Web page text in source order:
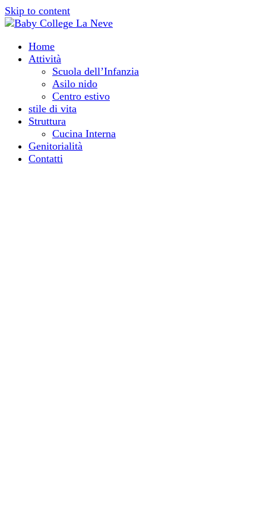
Skip to content
Home
Attività
Scuola dell’Infanzia
Asilo nido
Centro estivo
stile di vita
Struttura
Cucina Interna
Genitorialità
Contatti